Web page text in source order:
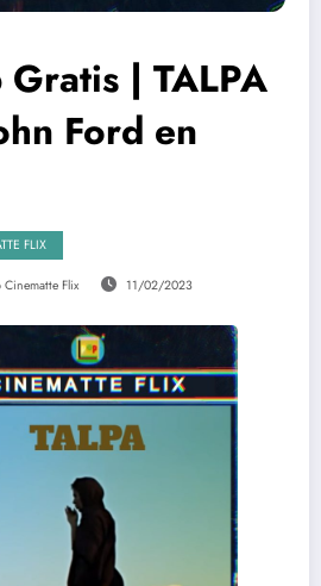
| TALPA
Ford en
FLIX
Flix 11/02/2023